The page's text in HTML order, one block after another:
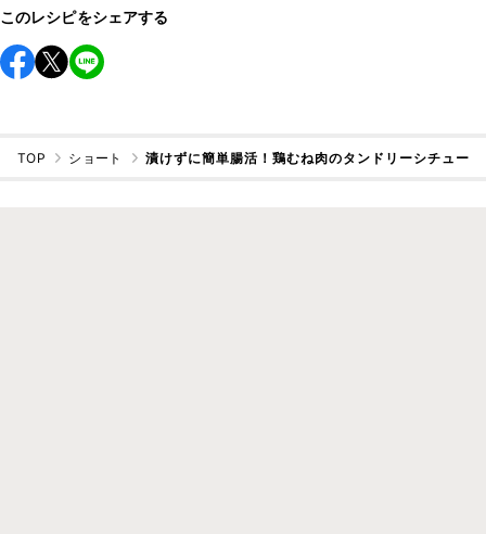
このレシピをシェアする
TOP ショート 漬けずに簡単腸活！鶏むね肉のタンドリーシチュー